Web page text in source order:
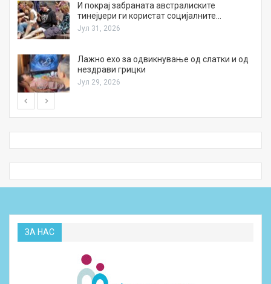
И покрај забраната австралиските
тинејџери ги користат социјалните…
Јул 31, 2026
Лажно ехо за одвикнување од слатки и од
нездрави грицки
Јул 29, 2026
ЗА НАС